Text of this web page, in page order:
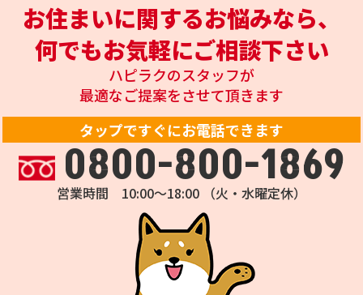
お住まいに関するお悩みなら、
何でもお気軽にご相談下さい
ハピラクのスタッフが
最適なご提案をさせて頂きます
タップですぐにお電話できます
0800-800-1869
営業時間 10:00～18:00 （火・水曜定休）